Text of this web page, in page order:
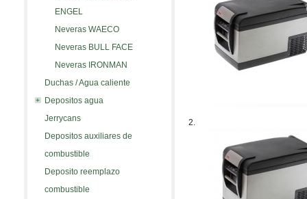
ENGEL
Neveras WAECO
Neveras BULL FACE
Neveras IRONMAN
Duchas / Agua caliente
Depositos agua
Jerrycans
Depositos auxiliares de
combustible
Deposito reemplazo
combustible
2.